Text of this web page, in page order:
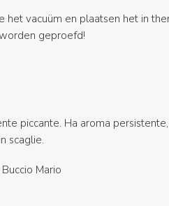
vacuüm en plaatsen het in
geproefd!
piccante. Ha aroma
scaglie.
Mario